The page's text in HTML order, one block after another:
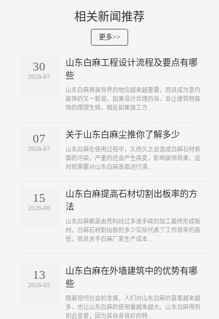
相关新闻推荐
更多>>
30
2026-07
山东白麻工程设计流程及要点有哪
些
山东白麻再装饰界的地位越来越重要，而且成为室内
装饰的又一新宠。如果设计合理的当，会让建筑物装
饰的熠熠生辉。相反如果施工方...
07
2026-07
关于山东白麻尘推你了解多少
山东白麻在使用过程中，久而久之会造成白麻石材表
面的污染，严重的还会产生病变，影响装饰效果，这
时就需要对山东白麻表面进行清...
15
2026-06
山东白麻提高石材切割出板率的方
法
山东白麻都是由荒料经过多道手续的加工最终形成板
材。白麻石材割出板的多少实际代表了工作效率的高
低，而且关乎白麻厂家生产成本...
13
2026-05
山东白麻在外墙建筑中的优势有哪
些
随着现代社会的发展，人们对山东白麻的喜爱越来越
多，也让山东白麻的使用量越来越大。山东白麻得到
如此喜爱，因为其自身良好的特...